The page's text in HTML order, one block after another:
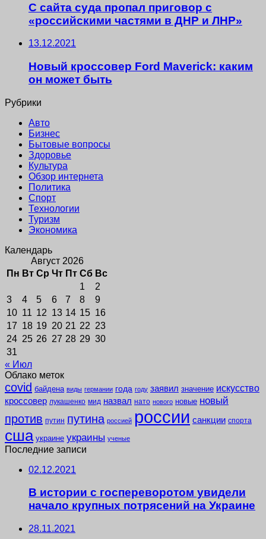
С сайта суда пропал приговор с
«российскими частями в ДНР и ЛНР»
13.12.2021
Новый кроссовер Ford Maverick: каким
он может быть
Рубрики
Авто
Бизнес
Бытовые вопросы
Здоровье
Культура
Обзор интернета
Политика
Спорт
Технологии
Туризм
Экономика
Календарь
Август 2026
Пн Вт Ср Чт Пт Сб Вс
1
2
3
4 5 6 7 8
9
10 11 12 13 14 15 16
17 18 19 20 21 22 23
24 25 26 27 28 29 30
31
« Июл
Облако меток
covid байдена виды германии года году заявил значение искусство
кроссовер лукашенко мид назвал нато нового новые новый
против путин путина россией россии санкции спорта
сша украине украины ученые
Последние записи
02.12.2021
В истории с госпереворотом увидели
начало крупных потрясений на Украине
28.11.2021